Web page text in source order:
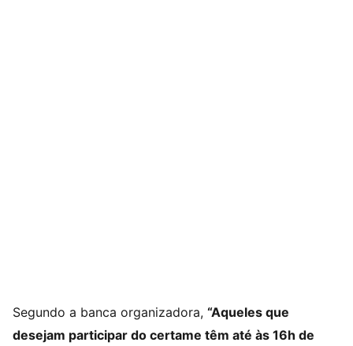
Segundo a banca organizadora, “Aqueles que
desejam participar do certame têm até às 16h de